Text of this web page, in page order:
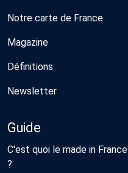
Notre carte de France
Magazine
Définitions
Newsletter
Guide
C'est quoi le made in France
?